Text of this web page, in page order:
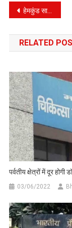
Post
हेमकुंड साहिब में शुरू हुआ बर्फबारी का सिलसिला, 10 अक्टूबर को बंद होंगे कपाट
RELATED
पर्वतीय क्षेत्रों में दूर
03/06/2022